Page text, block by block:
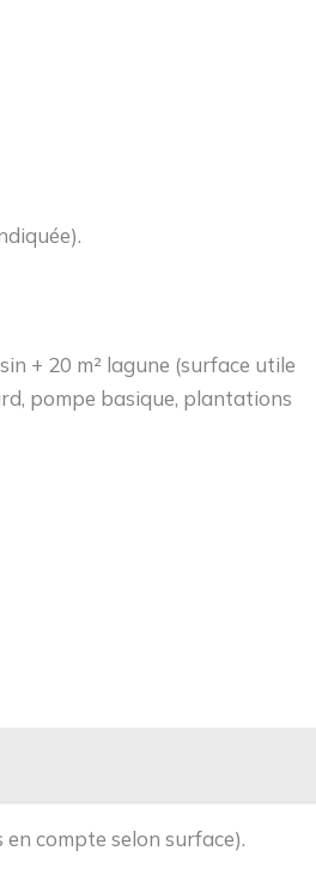
+ 20 m² lagune (surface utile
pompe basique, plantations
compte selon surface).